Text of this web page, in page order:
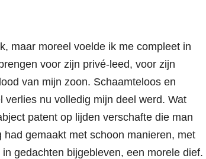
maar moreel voelde ik me compleet in
voor zijn privé-leed, voor zijn
van mijn zoon. Schaamteloos en
nu volledig mijn deel werd. Wat
patent op lijden verschafte die man
gemaakt met schoon manieren, met
gedachten bijgebleven, een morele dief.